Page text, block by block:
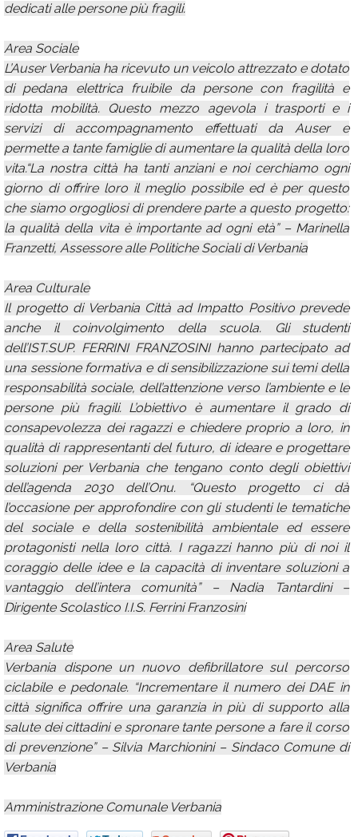
dedicati alle persone più fragili.
Area Sociale
L’Auser Verbania ha ricevuto un veicolo attrezzato e dotato
di pedana elettrica fruibile da persone con fragilità e
ridotta mobilità. Questo mezzo agevola i trasporti e i
servizi di accompagnamento effettuati da Auser e
permette a tante famiglie di aumentare la qualità della loro
vita.“La nostra città ha tanti anziani e noi cerchiamo ogni
giorno di offrire loro il meglio possibile ed è per questo
che siamo orgogliosi di prendere parte a questo progetto:
la qualità della vita è importante ad ogni età” – Marinella
Franzetti, Assessore alle Politiche Sociali di Verbania
Area Culturale
Il progetto di Verbania Città ad Impatto Positivo prevede
anche il coinvolgimento della scuola. Gli studenti
dell’IST.SUP. FERRINI FRANZOSINI hanno partecipato ad
una sessione formativa e di sensibilizzazione sui temi della
responsabilità sociale, dell’attenzione verso l’ambiente e le
persone più fragili. L’obiettivo è aumentare il grado di
consapevolezza dei ragazzi e chiedere proprio a loro, in
qualità di rappresentanti del futuro, di ideare e progettare
soluzioni per Verbania che tengano conto degli obiettivi
dell’agenda 2030 dell’Onu. “Questo progetto ci dà
l’occasione per approfondire con gli studenti le tematiche
del sociale e della sostenibilità ambientale ed essere
protagonisti nella loro città. I ragazzi hanno più di noi il
coraggio delle idee e la capacità di inventare soluzioni a
vantaggio dell’intera comunità” – Nadia Tantardini –
Dirigente Scolastico I.I.S. Ferrini Franzosini
Area Salute
Verbania dispone un nuovo defibrillatore sul percorso
ciclabile e pedonale. “Incrementare il numero dei DAE in
città significa offrire una garanzia in più di supporto alla
salute dei cittadini e spronare tante persone a fare il corso
di prevenzione” – Silvia Marchionini – Sindaco Comune di
Verbania
Amministrazione Comunale Verbania